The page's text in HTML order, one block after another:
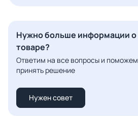
Нужно больше информации о
товаре?
Ответим на все вопросы и поможем
принять решение
Нужен совет